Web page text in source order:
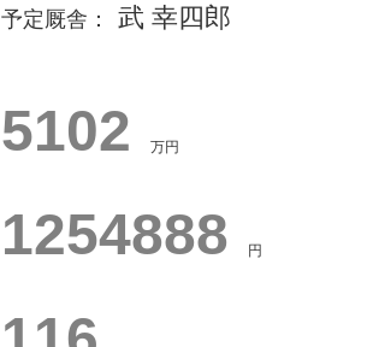
予定厩舎： 武 幸四郎
1628 万円
307038 円